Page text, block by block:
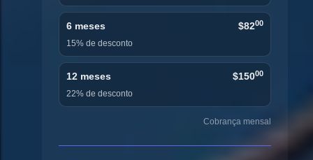
6 meses $8200
15% de desconto
12 meses $15000
22% de desconto
Cobrança mensal